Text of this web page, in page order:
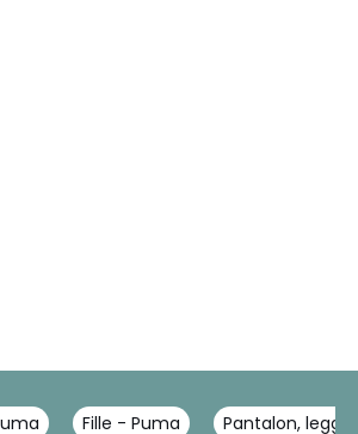
Fille - Puma Pantalon,